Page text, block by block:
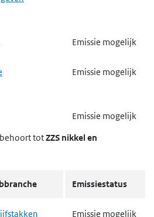
Emissie mogelijk
Emissie mogelijk
Emissie mogelijk
maken
behoort totZZS nikkel en
Emissiestatus
Emissie mogelijk